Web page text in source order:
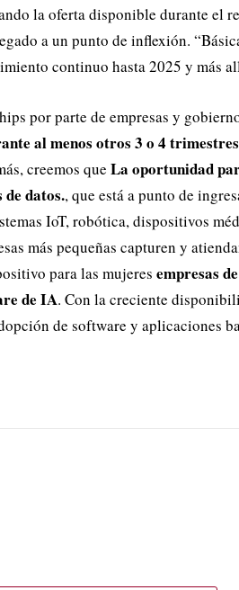
la oferta disponible durante el
a un punto de inflexión.
continuo hasta 2025 y más
por parte de empresas y
al menos otros 3 o 4 trimestres
creemos que La oportunidad
datos., que está a punto de
IoT, robótica, dispositivos
más pequeñas capturen y
para las mujeres empresas
de IA. Con la creciente
de software y aplicaciones